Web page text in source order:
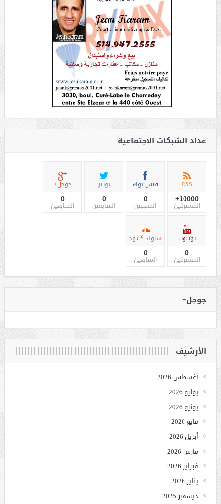
عداد الشبكات الاجتماعية
RSS
10000+
المشتركين
فيس بوك
0
المعجبين
تويتر
0
المتابعين
جوجل+
0
المتابعين
يوتيوب
0
المشتركين
ساوند كلاود
0
المتابعين
جوجل+
الأرشيف
أغسطس 2026
يوليو 2026
يونيو 2026
مايو 2026
أبريل 2026
مارس 2026
فبراير 2026
يناير 2026
ديسمبر 2025